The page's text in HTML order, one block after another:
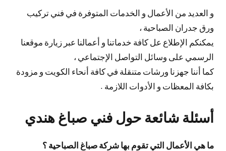
و العديد من الأعمال و الخدمات المتوفرة في فني تركيب
ورق جدران الصباحية ،
يمكنكم الإطلاع عل كافة خدماتنا و أعمالنا عبر زيارة موقعنا
الرسمي على وسائل التواصل الإجتماعي ،
كما أننا جهزنا ورشات متنقلة في كافة أنحاء الكويت و مزودة
بكافة المعظات و الأدوات اللازمة .
أسئلة شائعة حول فني صباغ هندي
ما هي الأعمال التي تقوم بها شركة صباغ الصباحية ؟